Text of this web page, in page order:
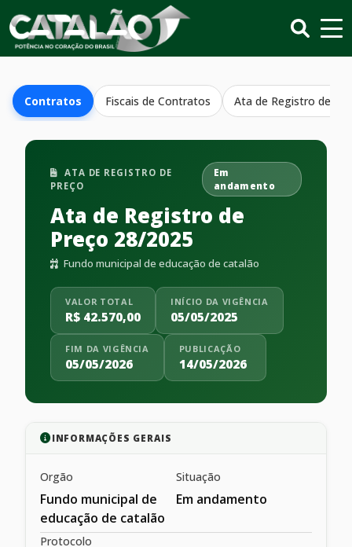
Contratos Fiscais de Contratos Ata de Registro de
ATA DE REGISTRO DE
PREÇO
Em
andamento
Ata de Registro de
Preço 28/2025
Fundo municipal de educação de catalão
VALOR TOTAL
R$ 42.570,00
INÍCIO DA VIGÊNCIA
05/05/2025
FIM DA VIGÊNCIA
05/05/2026
PUBLICAÇÃO
14/05/2026
INFORMAÇÕES GERAIS
Orgão
Fundo municipal de
educação de catalão
Situação
Em andamento
Protocolo